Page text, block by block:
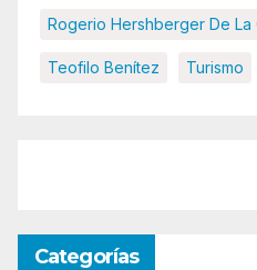
Rogerio Hershberger De La
Teofilo Benítez Turismo
Categorías